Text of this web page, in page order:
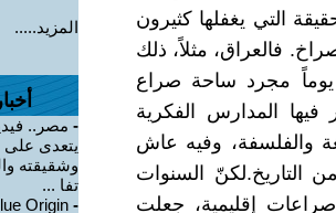
التي يغفلها كثيرون
فالعراق، مثلاً، ذلك
يوماً مجرد ساحة صراع
المدارس الفكرية
والفلسفة، وفيه عاش
التاريخ.لكنّ السنوات
إقليمية، جعلت
المزيد.....
- مصر..
يتعدى على
وشقيقته
تفا ...
-